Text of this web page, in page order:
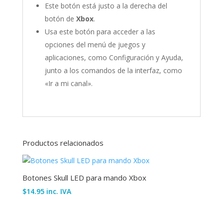
Este botón está justo a la derecha del
botón de Xbox.
Usa este botón para acceder a las
opciones del menú de juegos y
aplicaciones, como Configuración y Ayuda,
junto a los comandos de la interfaz, como
«Ir a mi canal».
Productos relacionados
Botones Skull LED para mando Xbox
$14.95 inc. IVA